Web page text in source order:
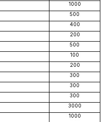
1000
500
400
200
500
100
200
300
300
300
3000
1000